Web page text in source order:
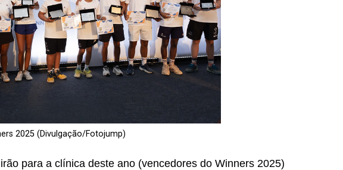
2025 (Divulgação/Fotojump)
para a clínica deste ano (vencedores do Winners 2025)